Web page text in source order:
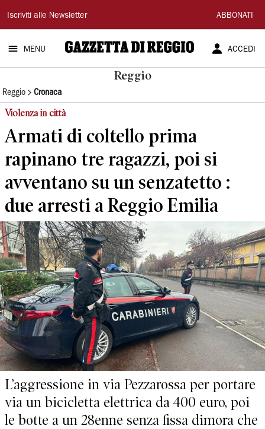
Gazzetta
di
Reggio
Iscriviti alle Newsletter ABBONATI
MENU ACCEDI
Reggio
Reggio Cronaca
Violenza in città
Armati di coltello prima
rapinano tre ragazzi, poi si
avventano su un senzatetto :
due arresti a Reggio Emilia
L’aggressione in via Pezzarossa per portare
via un bicicletta elettrica da 400 euro, poi
le botte a un 28enne senza fissa dimora che